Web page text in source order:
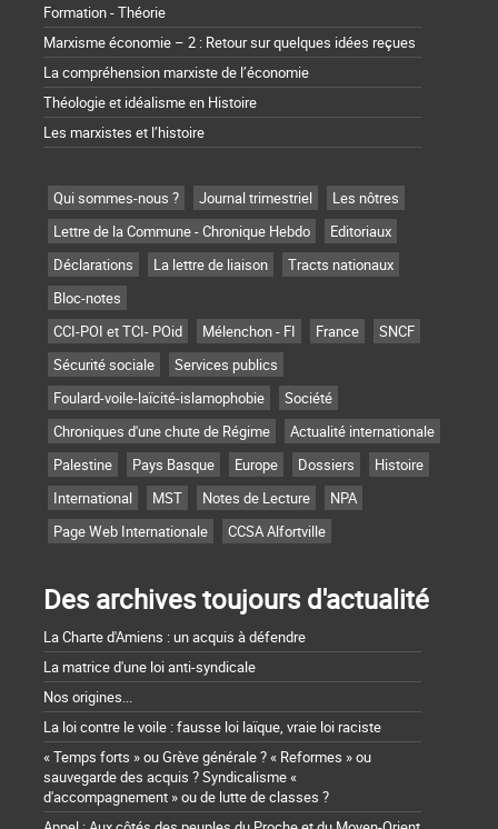
Formation - Théorie
Marxisme économie – 2 : Retour sur quelques idées reçues
La compréhension marxiste de l’économie
Théologie et idéalisme en Histoire
Les marxistes et l’histoire
Qui sommes-nous ? Journal trimestriel
Les nôtres
Lettre de la Commune - Chronique Hebdo
Editoriaux
Déclarations
La lettre de liaison
Tracts nationaux
Bloc-notes
CCI-POI et TCI- POid
Mélenchon - FI France
SNCF
Sécurité sociale
Services publics
Foulard-voile-laïcité-islamophobie
Société
Chroniques d'une chute de Régime
Actualité internationale
Palestine
Pays Basque Europe Dossiers
Histoire
International
MST Notes de Lecture
NPA
Page Web Internationale
CCSA Alfortville
Des archives toujours d'actualité
La Charte d'Amiens : un acquis à défendre
La matrice d'une loi anti-syndicale
Nos origines...
La loi contre le voile : fausse loi laïque, vraie loi raciste
« Temps forts » ou Grève générale ? « Reformes » ou
sauvegarde des acquis ? Syndicalisme «
d'accompagnement » ou de lutte de classes ?